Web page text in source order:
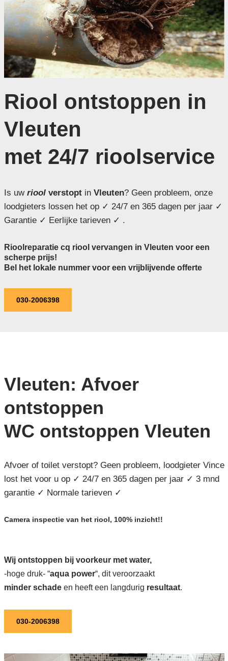
Riool ontstoppen in
Vleuten
met 24/7 rioolservice
Is uw rioolverstoptin Vleuten? Geen probleem, onze
loodgieters lossen het op ✓ 24/7 en 365 dagen per jaar ✓
Garantie ✓ Eerlijke tarieven ✓ .
Rioolreparatie cq riool vervangen in Vleuten voor een
scherpe prijs!
Bel het lokale nummer voor een vrijblijvende offerte
030-2006398
Vleuten: Afvoer
ontstoppen
WC ontstoppen Vleuten
Afvoer of toilet verstopt? Geen probleem, loodgieter Vince
lost het voor u op ✓ 24/7 en 365 dagen per jaar ✓ 3 mnd
garantie ✓ Normale tarieven ✓
Camera inspectie van het riool, 100% inzicht!!
Wij ontstoppen bij voorkeur met water,
-hoge druk- “aqua power“, dit veroorzaakt
minder schadeen heeft een langdurig resultaat.
030-2006398